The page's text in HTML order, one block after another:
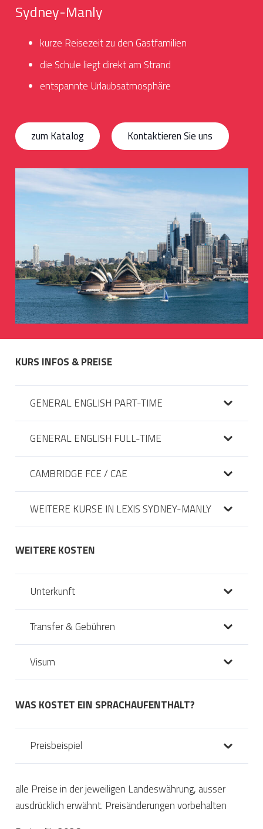
Sydney-Manly
kurze Reisezeit zu den Gastfamilien
die Schule liegt direkt am Strand
entspannte Urlaubsatmosphäre
zum Katalog Kontaktieren Sie uns
KURS INFOS & PREISE
GENERAL ENGLISH PART-TIME
GENERAL ENGLISH FULL-TIME
CAMBRIDGE FCE / CAE
WEITERE KURSE IN LEXIS SYDNEY-MANLY
WEITERE KOSTEN
Unterkunft
Transfer & Gebühren
Visum
WAS KOSTET EIN SPRACHAUFENTHALT?
Preisbeispiel
alle Preise in der jeweiligen Landeswährung, ausser
ausdrücklich erwähnt. Preisänderungen vorbehalten